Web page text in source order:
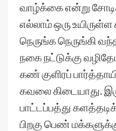
வாழ்க்கை என்று
எல்லாம் ஒரு
நெருங்க நெருங்கி
நகை நட்டுக்கு
கண் குளிரப்
கவலை கிடையாது.
பாட்டப்பத்து
பிறகு பெண்